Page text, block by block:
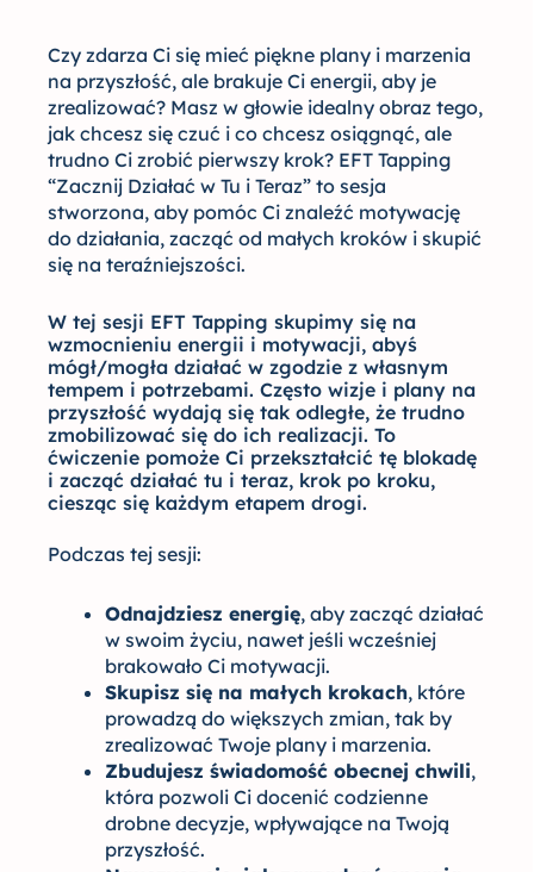
Czy zdarza Ci się mieć piękne plany i marzenia
na przyszłość, ale brakuje Ci energii, aby je
zrealizować? Masz w głowie idealny obraz tego,
jak chcesz się czuć i co chcesz osiągnąć, ale
trudno Ci zrobić pierwszy krok? EFT Tapping
“Zacznij Działać w Tu i Teraz” to sesja
stworzona, aby pomóc Ci znaleźć motywację
do działania, zacząć od małych kroków i skupić
się na teraźniejszości.
W tej sesji EFT Tapping skupimy się na
wzmocnieniu energii i motywacji, abyś
mógł/mogła działać w zgodzie z własnym
tempem i potrzebami. Często wizje i plany na
przyszłość wydają się tak odległe, że trudno
zmobilizować się do ich realizacji. To
ćwiczenie pomoże Ci przekształcić tę blokadę
i zacząć działać tu i teraz, krok po kroku,
ciesząc się każdym etapem drogi.
Podczas tej sesji:
Odnajdziesz energię, aby zacząć działać
w swoim życiu, nawet jeśli wcześniej
brakowało Ci motywacji.
Skupisz się na małych krokach, które
prowadzą do większych zmian, tak by
zrealizować Twoje plany i marzenia.
Zbudujesz świadomość obecnej chwili,
która pozwoli Ci docenić codzienne
drobne decyzje, wpływające na Twoją
przyszłość.